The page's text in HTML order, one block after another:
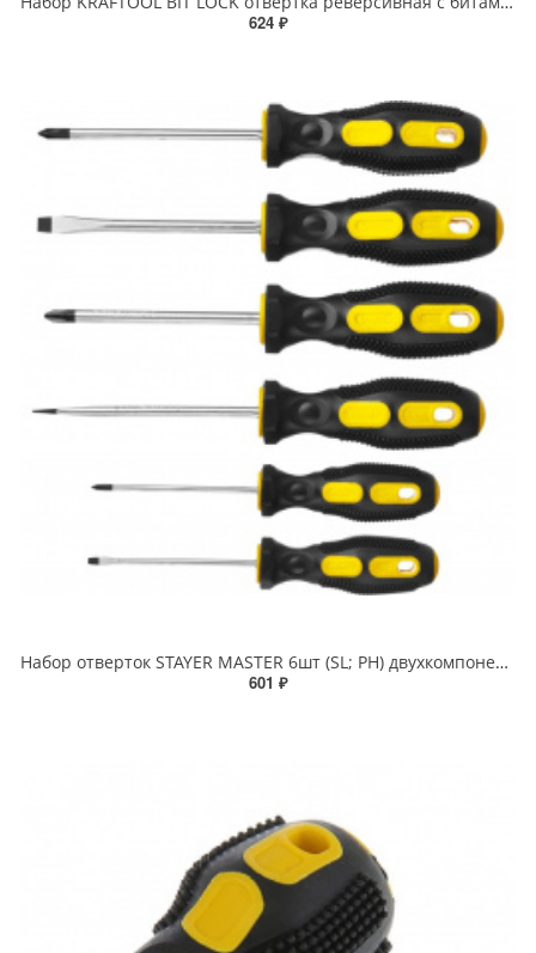
624 ₽
Набор отверток STAYER MASTER 6шт (SL; PH) двухкомпонентная рукоятка, магнитный наконечник
601 ₽